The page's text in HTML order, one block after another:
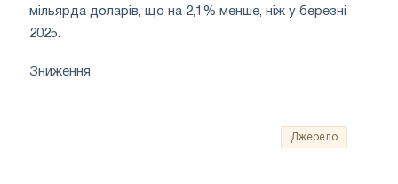
мільярда доларів, що на 2,1% менше, ніж у березні
2025.
Зниження
Джерело